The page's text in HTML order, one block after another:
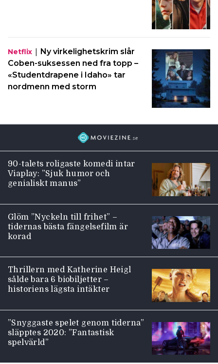
Netflix | Ny virkelighetskrim slår
Coben-suksessen ned fra topp –
«Studentdrapene i Idaho» tar
nordmenn med storm
90-talets roligaste komedi intar
Viaplay: ”Sjuk humor och
genialiskt manus”
Glöm ”Nyckeln till frihet” –
tidernas bästa fängelsefilm är
korad
Thrillern med Katherine Heigl
sålde bara 6 biobiljetter –
historiens lägsta intäkter
”Snyggaste spelet genom tiderna”
släpptes 2020: ”Fantastisk
spelvärld”